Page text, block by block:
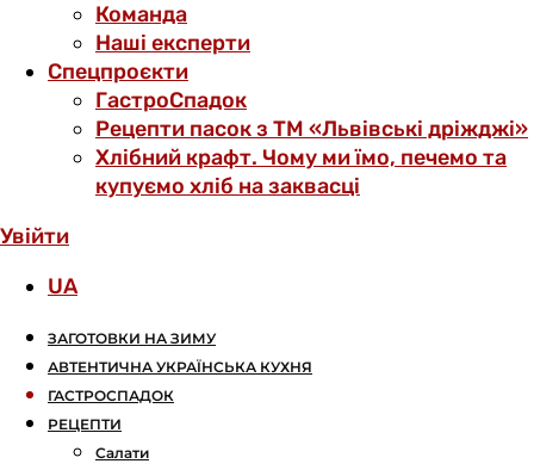
Команда
Наші експерти
Спецпроєкти
ГастроСпадок
Рецепти пасок з ТМ «Львівські дріжджі»
Хлібний крафт. Чому ми їмо, печемо та
купуємо хліб на заквасці
Увійти
UA
ЗАГОТОВКИ НА ЗИМУ
АВТЕНТИЧНА УКРАЇНСЬКА КУХНЯ
ГАСТРОСПАДОК
РЕЦЕПТИ
Салати